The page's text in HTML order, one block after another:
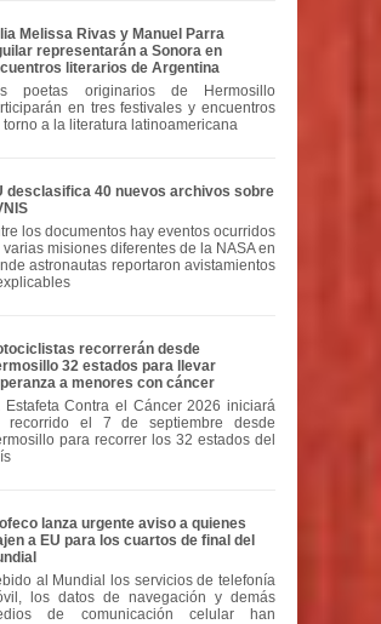
Melissa Rivas y Manuel Parra
representarán a Sonora en
literarios de Argentina
poetas originarios de Hermosillo
en tres festivales y encuentros
torno a la literatura latinoamericana
desclasifica 40 nuevos archivos sobre
los documentos hay eventos ocurridos
varias misiones diferentes de la NASA en
astronautas reportaron avistamientos
recorrerán desde
32 estados para llevar
a menores con cáncer
Estafeta Contra el Cáncer 2026 iniciará
recorrido el 7 de septiembre desde
para recorrer los 32 estados del
lanza urgente aviso a quienes
a EU para los cuartos de final del
al Mundial los servicios de telefonía
los datos de navegación y demás
de comunicación celular han